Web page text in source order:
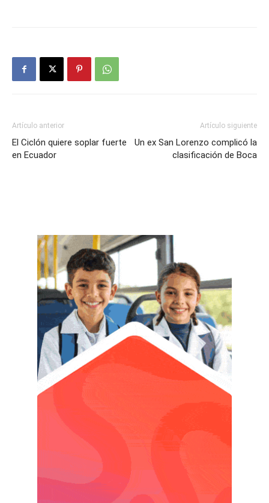
Artículo anterior
El Ciclón quiere soplar fuerte
en Ecuador
Artículo siguiente
Un ex San Lorenzo complicó la
clasificación de Boca